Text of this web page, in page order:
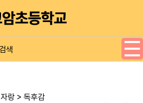
색
랑 > 독후감